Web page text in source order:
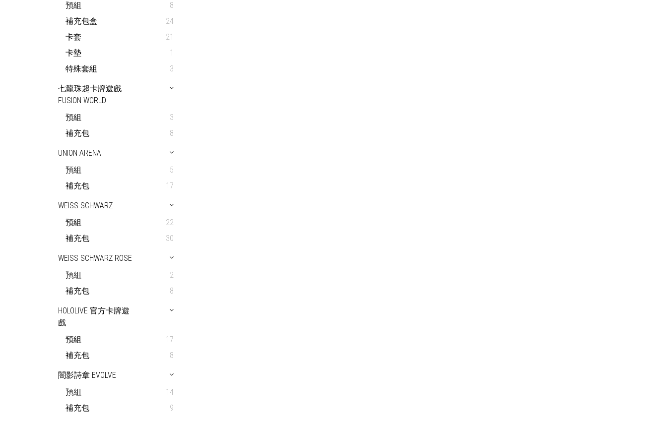
預組
8
補充包盒
24
卡套
21
卡墊
1
特殊套組
3
七龍珠超卡牌遊戲
FUSION WORLD
預組
3
補充包
8
UNION ARENA
預組
5
補充包
17
WEISS SCHWARZ
預組
22
補充包
30
WEISS SCHWARZ ROSE
預組
2
補充包
8
HOLOLIVE 官方卡牌遊
戲
預組
17
補充包
8
闇影詩章 EVOLVE
預組
14
補充包
9